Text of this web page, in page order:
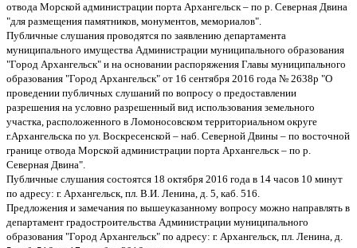
отвода Морской администрации порта Архангельск – по р. Северная Двина
"для размещения памятников, монументов, мемориалов".
Публичные слушания проводятся по заявлению департамента
муниципального имущества Администрации муниципального образования
"Город Архангельск" и на основании распоряжения Главы муниципального
образования "Город Архангельск" от 16 сентября 2016 года № 2638р "О
проведении публичных слушаний по вопросу о предоставлении
разрешения на условно разрешенный вид использования земельного
участка, расположенного в Ломоносовском территориальном округе
г.Архангельска по ул. Воскресенской – наб. Северной Двины – по восточной
границе отвода Морской администрации порта Архангельск – по р.
Северная Двина".
Публичные слушания состоятся 18 октября 2016 года в 14 часов 10 минут
по адресу: г. Архангельск, пл. В.И. Ленина, д. 5, каб. 516.
Предложения и замечания по вышеуказанному вопросу можно направлять в
департамент градостроительства Администрации муниципального
образования "Город Архангельск" по адресу: г. Архангельск, пл. Ленина, д.